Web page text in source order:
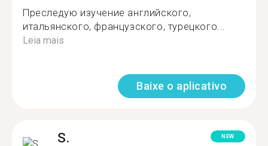
Преследую изучение английского,
итальянского, французского, турецкого...
Leia mais
Baixe o aplicativo
S. NEW